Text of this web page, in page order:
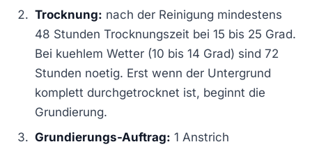
Trocknung: nach der Reinigung mindestens
48 Stunden Trocknungszeit bei 15 bis 25 Grad.
Bei kuehlem Wetter (10 bis 14 Grad) sind 72
Stunden noetig. Erst wenn der Untergrund
komplett durchgetrocknet ist, beginnt die
Grundierung.
Grundierungs-Auftrag: 1 Anstrich